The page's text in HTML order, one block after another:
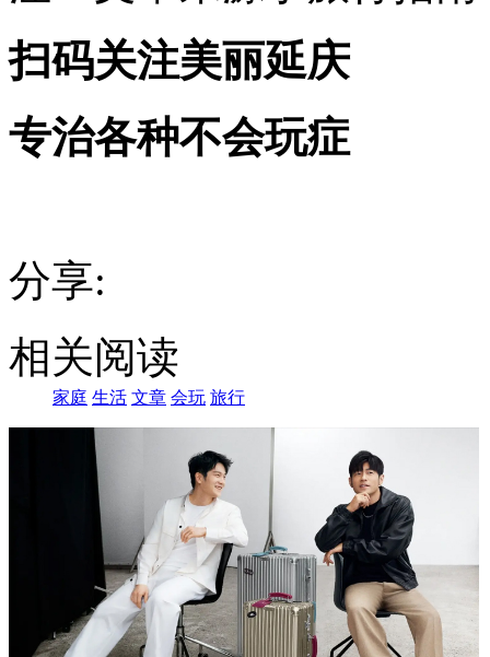
扫码关注美丽延庆
专治各种不会玩症
分享:
相关阅读
家庭 生活 文章 会玩 旅行